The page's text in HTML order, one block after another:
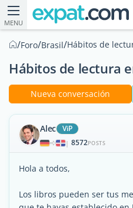
MENU
/Foro/Brasil/Hábitos de
Hábitos de lectura
Nueva conversación
Alec ViP
| 8572POSTS
Hola a todos,
Los libros pueden ser tus